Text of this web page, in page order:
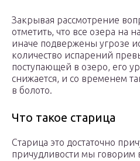
Закрывая рассмотрение
отметить, что все озера на
иначе подвержены угрозе
количество испарений
поступающей в озеро, его
снижается, и со временем
в болото.
Что такое старица
Старица это достаточно
причудливости мы говорим